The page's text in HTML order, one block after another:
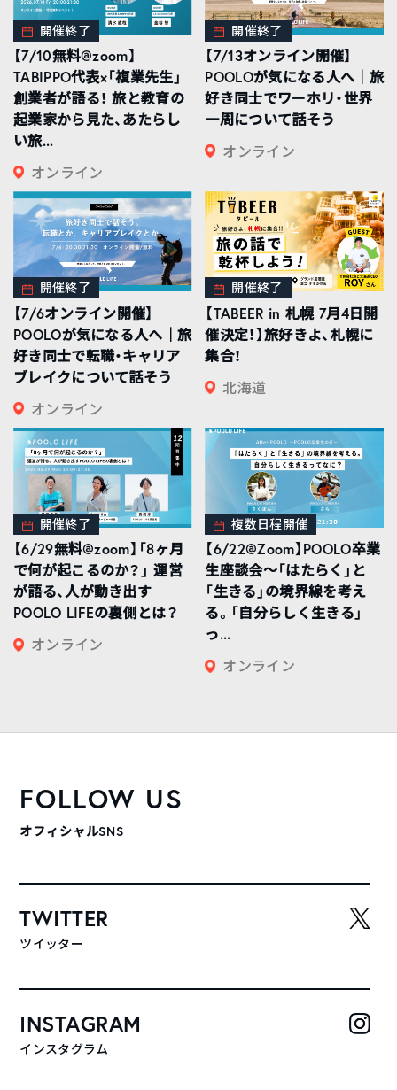
開催終了
【7/10無料@zoom】
TABIPPO代表×「複業先生」
創業者が語る！ 旅と教育の
起業家から見た、あたらし
い旅...
オンライン
開催終了
【7/13オンライン開催】
POOLOが気になる人へ｜旅
好き同士でワーホリ・世界
一周について話そう
オンライン
開催終了
【7/6オンライン開催】
POOLOが気になる人へ｜旅
好き同士で転職・キャリア
ブレイクについて話そう
オンライン
開催終了
【TABEER in 札幌 7月4日開
催決定！】旅好きよ、札幌に
集合！
北海道
開催終了
【6/29無料@zoom】「8ヶ月
で何が起こるのか？」 運営
が語る、人が動き出す
POOLO LIFEの裏側とは？
オンライン
複数日程開催
【6/22@Zoom】POOLO卒業
生座談会〜「はたらく」と
「生きる」の境界線を考え
る。「自分らしく生きる」
っ...
オンライン
FOLLOW US
オフィシャルSNS
TWITTER
ツイッター
INSTAGRAM
インスタグラム